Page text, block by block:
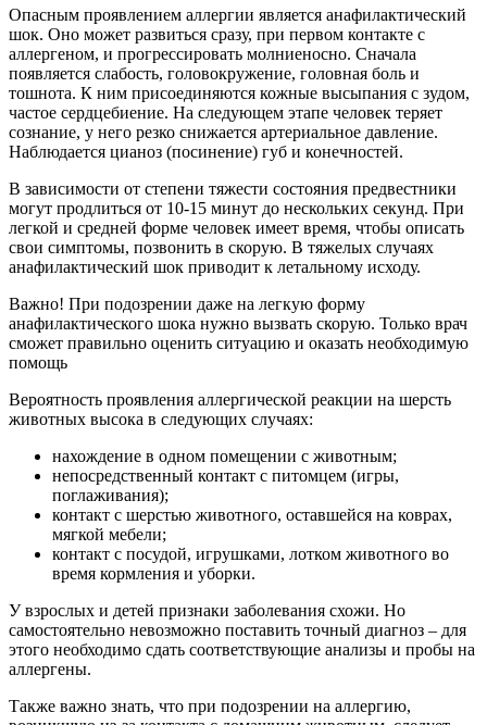
Опасным проявлением аллергии является анафилактический
шок. Оно может развиться сразу, при первом контакте с
аллергеном, и прогрессировать молниеносно. Сначала
появляется слабость, головокружение, головная боль и
тошнота. К ним присоединяются кожные высыпания с зудом,
частое сердцебиение. На следующем этапе человек теряет
сознание, у него резко снижается артериальное давление.
Наблюдается цианоз (посинение) губ и конечностей.
В зависимости от степени тяжести состояния предвестники
могут продлиться от 10-15 минут до нескольких секунд. При
легкой и средней форме человек имеет время, чтобы описать
свои симптомы, позвонить в скорую. В тяжелых случаях
анафилактический шок приводит к летальному исходу.
Важно! При подозрении даже на легкую форму
анафилактического шока нужно вызвать скорую. Только врач
сможет правильно оценить ситуацию и оказать необходимую
помощь
Вероятность проявления аллергической реакции на шерсть
животных высока в следующих случаях:
нахождение в одном помещении с животным;
непосредственный контакт с питомцем (игры,
поглаживания);
контакт с шерстью животного, оставшейся на коврах,
мягкой мебели;
контакт с посудой, игрушками, лотком животного во
время кормления и уборки.
У взрослых и детей признаки заболевания схожи. Но
самостоятельно невозможно поставить точный диагноз – для
этого необходимо сдать соответствующие анализы и пробы на
аллергены.
Также важно знать, что при подозрении на аллергию,